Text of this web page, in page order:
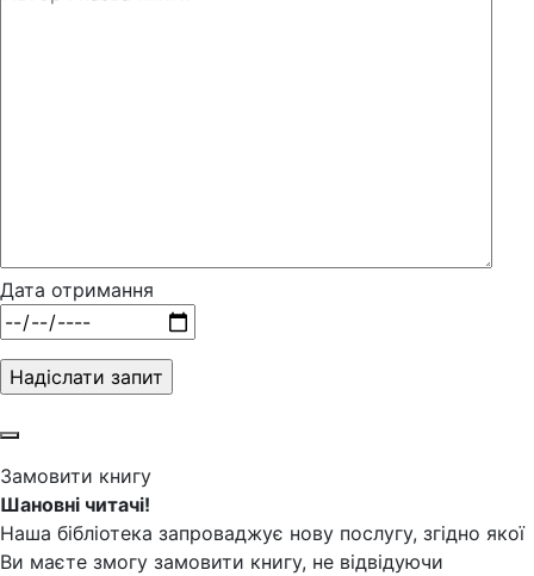
Дата отримання
Замовити книгу
Шановні читачі!
Наша бібліотека запроваджує нову послугу, згідно якої
Ви маєте змогу замовити книгу, не відвідуючи